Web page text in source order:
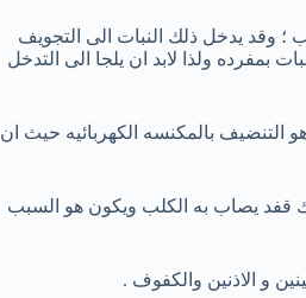
؛ وقد يدخل ذلك النبات الى التجويف
بمفرده ولذا لابد ان يلجا الى التدخل
التنضيف بالمكنسه الكهربائيه حيث ان
قفد يصاب به الكلب ويكون هو السبب
و الاذنين والكفوف .